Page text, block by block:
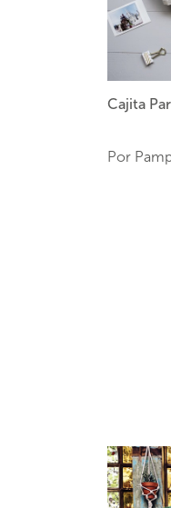
Cajita
Por